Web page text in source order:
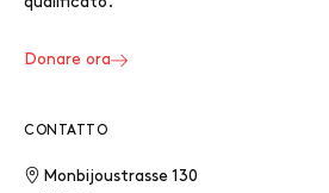
Donare ora
CONTATTO
Monbijoustrasse 130